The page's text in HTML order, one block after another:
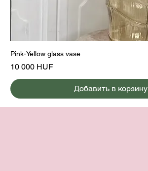
Pink-Yellow glass vase
Цена
10 000 HUF
Добавить в корзину